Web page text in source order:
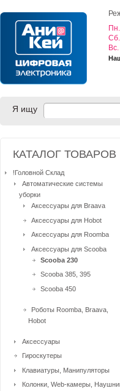
Я ищу
КАТАЛОГ ТОВАРОВ
!Головной Склад
Автоматические системы
уборки
Аксессуары для Braava
Аксессуары для Hobot
Аксессуары для Roomba
Аксессуары для Scooba
Scooba 230
Scooba 385, 395
Scooba 450
Роботы Roomba, Braava,
Hobot
Аксессуары
Гироскутеры
Клавиатуры, Манипуляторы
Колонки, Web-камеры,